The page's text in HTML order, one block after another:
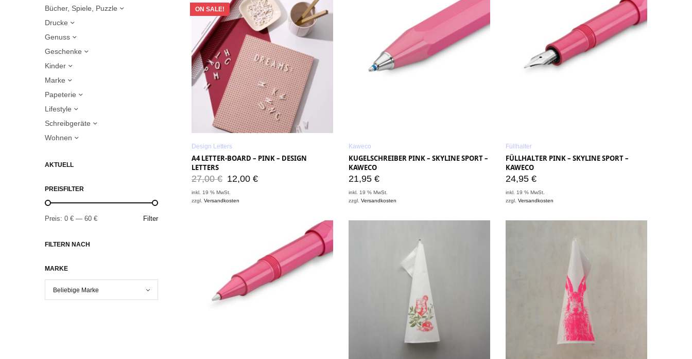
Bücher, Spiele, Puzzle
Drucke
Genuss
Geschenke
Kinder
Marke
Papeterie
Lifestyle
Schreibgeräte
Wohnen
AKTUELL
PREISFILTER
Filter
Preis: 0 € — 60 €
FILTERN NACH
MARKE
ON SALE!
Design Letters
A4 LETTER-BOARD – PINK – DESIGN
LETTERS
27,00€ 12,00 €
inkl. 19 % MwSt.
zzgl.Versandkosten
Kaweco
KUGELSCHREIBER PINK – SKYLINE SPORT –
KAWECO
21,95 €
inkl. 19 % MwSt.
zzgl. Versandkosten
Füllhalter
FÜLLHALTER PINK – SKYLINE SPORT –
KAWECO
24,95 €
inkl. 19 % MwSt.
zzgl. Versandkosten